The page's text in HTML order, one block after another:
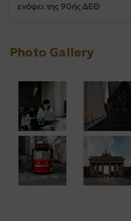
ενόψει της 90ής ΔΕΘ
Photo Gallery